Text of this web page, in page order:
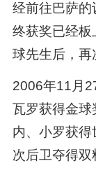
经前往巴萨的
终获奖已经板
球先生后，再
2006年11月
瓦罗获得金
内、小罗获
次后卫夺得双